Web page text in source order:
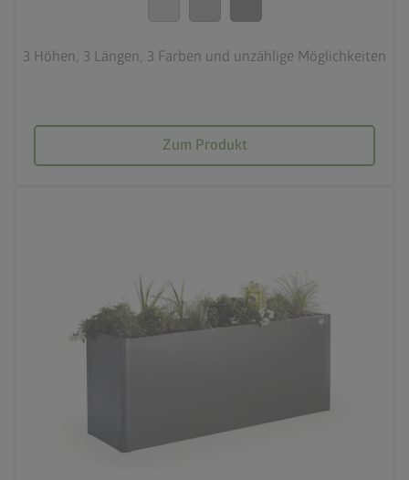
3 Höhen, 3 Längen, 3 Farben und unzählige Möglichkeiten
Zum Produkt
3 Farbvariationen